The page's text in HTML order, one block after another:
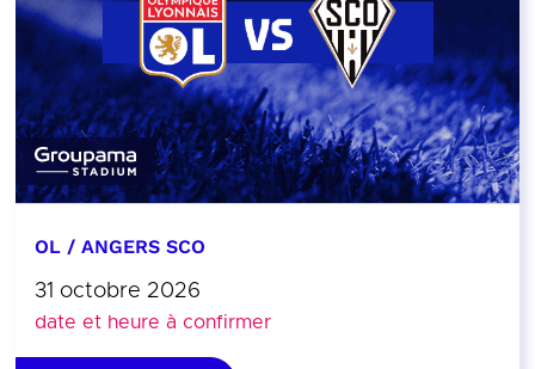
OL / ANGERS SCO
31 octobre 2026
date et heure à confirmer